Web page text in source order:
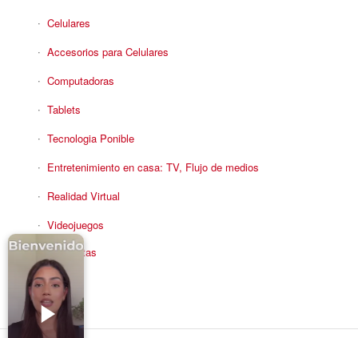
Celulares
Accesorios para Celulares
Computadoras
Tablets
Tecnologia Ponible
Entretenimiento en casa: TV, Flujo de medios
Realidad Virtual
Videojuegos
Reciba Ofertas